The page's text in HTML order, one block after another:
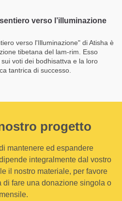
verso l’illuminazione
verso l'Illuminazione" di Atisha è
tibetana del lam-rim. Esso
voti dei bodhisattva e la loro
tantrica di successo.
progetto
mantenere ed espandere
integralmente dal vostro
il nostro materiale, per favore
fare una donazione singola o
mensile.